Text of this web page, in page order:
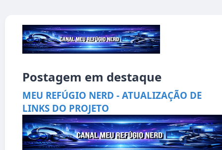
Postagem em destaque
MEU REFÚGIO NERD - ATUALIZAÇÃO DE
LINKS DO PROJETO